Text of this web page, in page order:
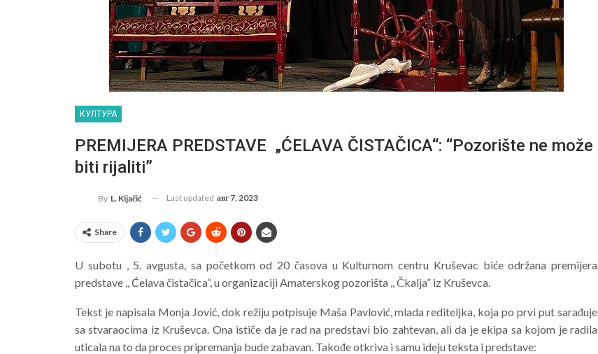
КУЛТУРА
PREMIJERA PREDSTAVE „ĆELAVA ČISTAČICA“: “Pozorište ne može
biti rijaliti”
By L. Kijačić Last updated авг 7, 2023
Share
U subotu , 5. avgusta, sa početkom od 20 časova u Kulturnom centru Kruševac biće održana premijera
predstave ,, Ćelava čistačica”, u organizaciji Amaterskog pozorišta ,, Čkalja” iz Kruševca.
Tekst je napisala Monja Jović, dok režiju potpisuje Maša Pavlović, mlada rediteljka, koja po prvi put sarađuje
sa stvaraocima iz Kruševca. Ona ističe da je rad na predstavi bio zahtevan, ali da je ekipa sa kojom je radila
uticala na to da proces pripremanja bude zabavan. Takođe otkriva i samu ideju teksta i predstave: